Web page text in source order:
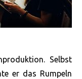
Selbst
er das Rumpeln